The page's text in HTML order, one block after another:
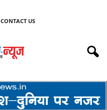
CONTACT US